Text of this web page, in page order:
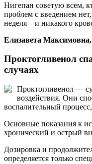
Нигепан советую всем,
проблем с введением
неделя – и никакого
Елизавета Максимовна,
Проктогливенол
случаях
Проктогливенол —
воздействия. Они
воспалительный
Основные показания к
хронический и острый
Дозировка и
определяется только